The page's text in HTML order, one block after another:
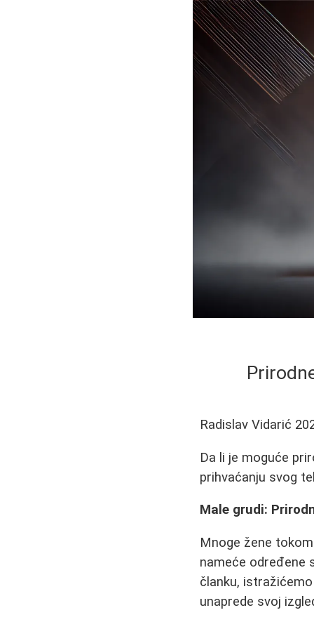
Radislav Vidarić
Da li je moguće
prihvaćanju svog
Male grudi:
Mnoge žene
nameće određene
članku,
unaprede svoj